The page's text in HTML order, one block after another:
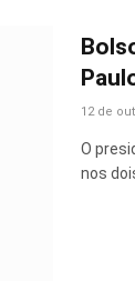
12 de
O
nos